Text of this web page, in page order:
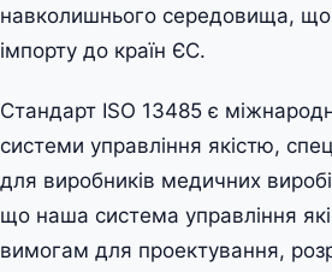
навколишнього середовища, що
імпорту до країн ЄС.
Стандарт ISO 13485 є
системи управління якістю,
для виробників медичних
що наша система управління
вимогам для проектування,